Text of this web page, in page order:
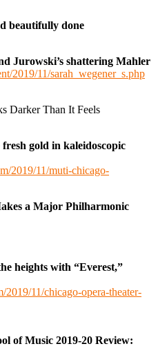
beautifully done
Jurowski’s shattering Mahler
2019/11/sarah_wegener_s.php
Darker Than It Feels
gold in kaleidoscopic
2019/11/muti-chicago-
a Major Philharmonic
heights with “Everest,”
2019/11/chicago-opera-theater-
of Music 2019-20 Review: